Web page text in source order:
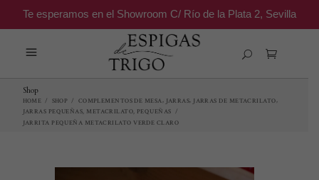
Te esperamos en el Showroom C/ Río de la Plata 2, Sevilla
Shop
HOME / SHOP / COMPLEMENTOS DE MESA, JARRAS, JARRAS DE METACRILATO,
JARRAS PEQUEÑAS, METACRILATO, PEQUEÑAS /
JARRITA PEQUEÑA METACRILATO VERDE CLARO